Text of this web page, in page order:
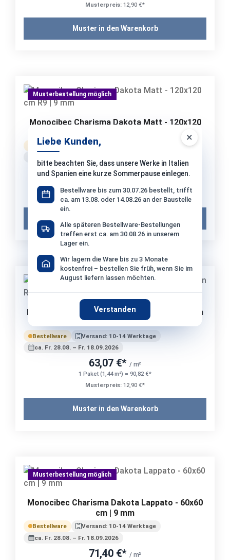
×
Liebe Kunden,
bitte beachten Sie, dass unsere Werke in Italien
und Spanien eine kurze Sommerpause einlegen.
Bestellware bis zum 30.07.26 bestellt, trifft
ca. am 13.08. oder 14.08.26 an der Baustelle
ein.
Alle späteren Bestellware-Bestellungen
treffen erst ca. am 30.08.26 in unserem
Lager ein.
Wir lagern die Ware bis zu 3 Monate
kostenfrei – bestellen Sie früh, wenn Sie im
August liefern lassen möchten.
Verstanden
Musterpreis: 12,90 €*
Muster in den Warenkorb
Musterbestellung möglich
Monocibec Charisma Dakota Matt - 120x120
Bestellware
Versand: 10-14 Werktage
97,58 €* / m²
Monocibec Charisma Dakota Matt - 60x60 cm
R9 | 9 mm
Bestellware
Versand: 10-14 Werktage
ca. Fr. 28.08. – Fr. 18.09.2026
63,07 €* / m²
1 Paket (1,44 m²) = 90,82 €*
Musterpreis: 12,90 €*
Muster in den Warenkorb
Musterbestellung möglich
Monocibec Charisma Dakota Lappato - 60x60
cm | 9 mm
Bestellware
Versand: 10-14 Werktage
ca. Fr. 28.08. – Fr. 18.09.2026
71,40 €* / m²